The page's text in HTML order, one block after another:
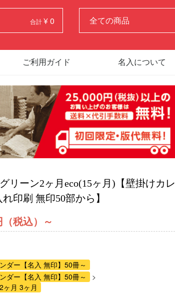
合計¥ 0
ご利用ガイド 名入について
リーン2ヶ月eco(15ヶ月)【壁掛けカレ
印刷 無印50部から】
税込） ～
ダー【名入 無印】50冊～
ダー【名入 無印】50冊～
ヶ月 3ヶ月